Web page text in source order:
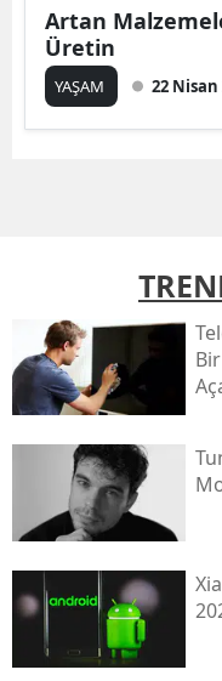
Artan
Üretin
YAŞAM 22 Nisan